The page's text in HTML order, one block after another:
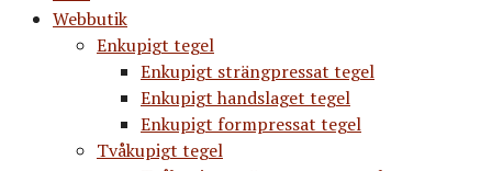
Webbutik
Enkupigt tegel
Enkupigt strängpressat tegel
Enkupigt handslaget tegel
Enkupigt formpressat tegel
Tvåkupigt tegel